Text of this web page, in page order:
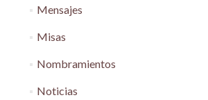
Mensajes
Misas
Nombramientos
Noticias